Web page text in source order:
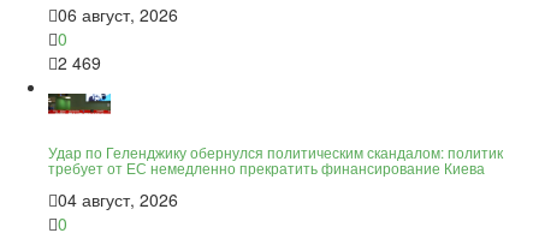
06 август, 2026
0
2 469
Удар по Геленджику обернулся политическим скандалом: политик
требует от ЕС немедленно прекратить финансирование Киева
04 август, 2026
0